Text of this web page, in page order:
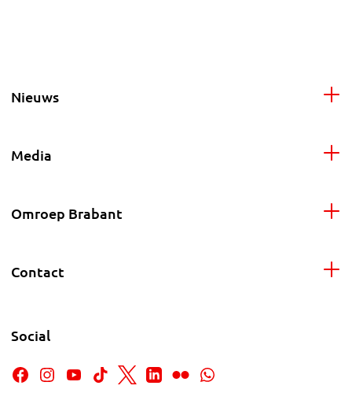
Nieuws
Media
Omroep Brabant
Contact
Social